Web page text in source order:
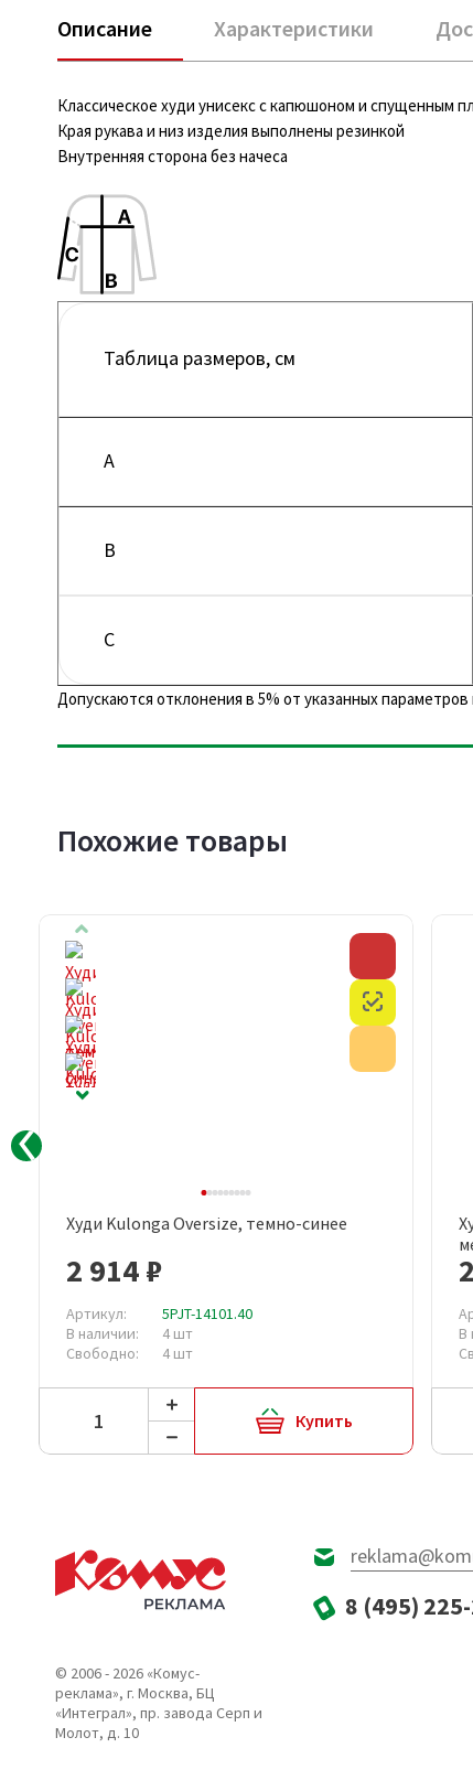
Описание Характеристики
Классическое худи унисекс с капюшоном и спущенным
Края рукава и низ изделия выполнены резинкой
Внутренняя сторона без начеса
Таблица размеров, см
A
B
C
Допускаются отклонения в 5% от указанных параметров
Похожие товары
Честный знак
Быстрый просмотр
Худи Kulonga Oversize, темно-синее
2 914 ₽
Артикул:
5PJT-14101.40
В наличии:
4 шт
Свободно:
4 шт
Купить
В
© 2006 - 2026 «Комус-
реклама», г. Москва, БЦ
«Интеграл», пр. завода Серп и
Молот, д. 10
8 (495)